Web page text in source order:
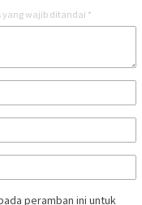
yang wajib ditandai *
peramban ini untuk